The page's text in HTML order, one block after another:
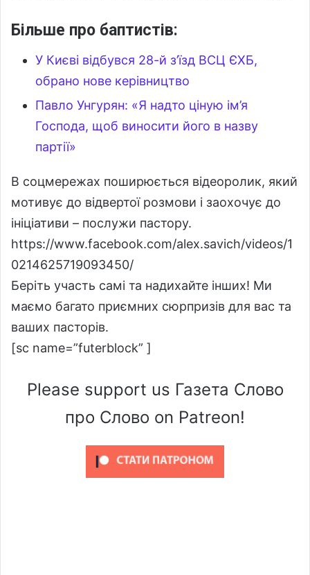
Більше про баптистів:
У Києві відбувся 28-й з’їзд ВСЦ ЄХБ,
обрано нове керівництво
Павло Унгурян: «Я надто ціную ім’я
Господа, щоб виносити його в назву
партії»
В соцмережах поширюється відеоролик, який
мотивує до відвертої розмови і заохочує до
ініціативи – послужи пастору.
https://www.facebook.com/alex.savich/videos/1
0214625719093450/
Беріть участь самі та надихайте інших! Ми
маємо багато приємних сюрпризів для вас та
ваших пасторів.
[sc name=”futerblock” ]
Please support us Газета Слово
про Слово on Patreon!